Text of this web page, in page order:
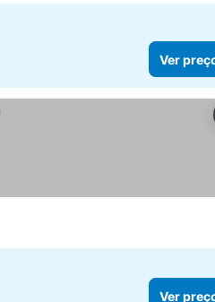
Ver
Ver